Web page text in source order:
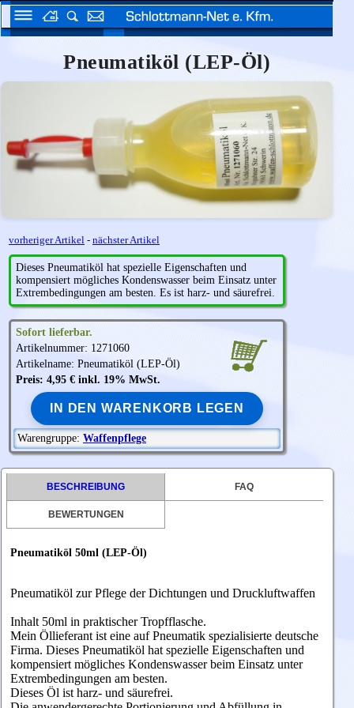
Pneumatiköl (LEP-Öl)
vorheriger Artikel - nächster Artikel
Dieses Pneumatiköl hat spezielle Eigenschaften und
kompensiert mögliches Kondenswasser beim Einsatz unter
Extrembedingungen am besten. Es ist harz- und säurefrei.
Sofort lieferbar.
Artikelnummer: 1271060
Artikelname: Pneumatiköl (LEP-Öl)
Preis: 4,95 € inkl. 19% MwSt.
IN DEN WARENKORB LEGEN
Warengruppe: Waffenpflege
BESCHREIBUNG FAQ
BEWERTUNGEN
Pneumatiköl 50ml (LEP-Öl)
Pneumatiköl zur Pflege der Dichtungen und Druckluftwaffen
Inhalt 50ml in praktischer Tropfflasche.
Mein Öllieferant ist eine auf Pneumatik spezialisierte deutsche
Firma. Dieses Pneumatiköl hat spezielle Eigenschaften und
kompensiert mögliches Kondenswasser beim Einsatz unter
Extrembedingungen am besten.
Dieses Öl ist harz- und säurefrei.